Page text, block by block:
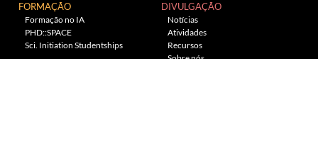
FORMAÇÃO
Formação no IA
PHD::SPACE
Sci. Initiation Studentships
DIVULGAÇÃO
Notícias
Atividades
Recursos
Sobre nós